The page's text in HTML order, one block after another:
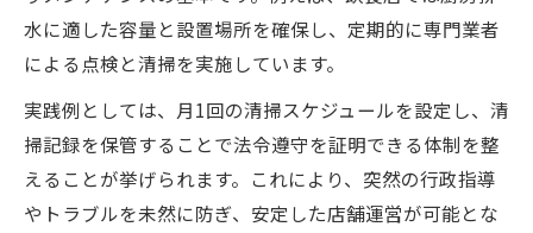
ポイント
設置費用や清掃費用の最適なバランスを考
業者選びと清掃法でコスト削減を実現
グリーストラップ管理に役立つ水回りの基礎知
識
水に適した容量と設置場所を確保し、定期的に専門業者
による点検と清掃を実施しています。
実践例としては、月1回の清掃スケジュールを設定し、清
掃記録を保管することで法令遵守を証明できる体制を整
えることが挙げられます。これにより、突然の行政指導
やトラブルを未然に防ぎ、安定した店舗運営が可能とな